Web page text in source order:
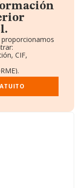
CIF,